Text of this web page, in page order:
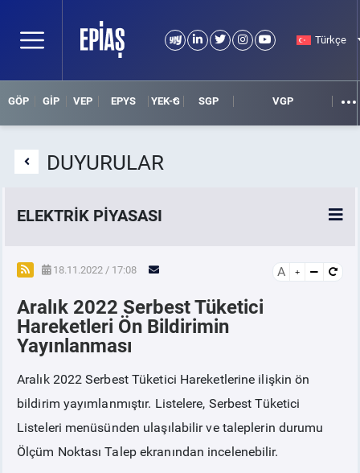
Türkçe
GÖP GİP VEP EPYS YEK-G SGP VGP
DUYURULAR
ELEKTRİK PİYASASI
SPOT ELEKTRİK PİYASALARI
ÖRNEK FİNANS BELGELERİ
VADELİ ELEKTRİK PİYASASI
PİYASAKAYITSÜRECİ
SERBEST TÜKETİCİ
18.11.2022 / 17:08 A
Aralık 2022 Serbest Tüketici
Hareketleri Ön Bildirimin
Yayınlanması
Aralık 2022 Serbest Tüketici Hareketlerine ilişkin ön
bildirim yayımlanmıştır. Listelere, Serbest Tüketici
Listeleri menüsünden ulaşılabilir ve taleplerin durumu
Ölçüm Noktası Talep ekranından incelenebilir.